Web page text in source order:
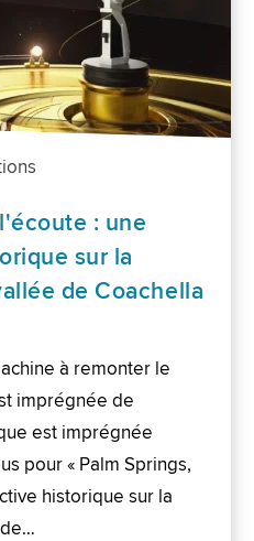
: une
sur la
de Coachella
à remonter le
imprégnée de
est imprégnée
pour « Palm Springs,
historique sur la